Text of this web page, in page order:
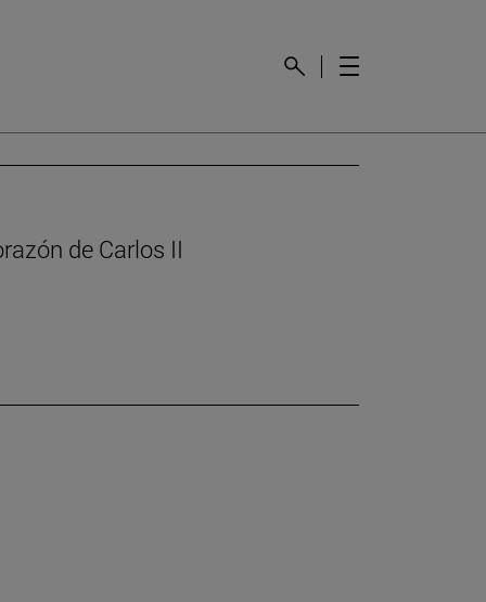
de Carlos II